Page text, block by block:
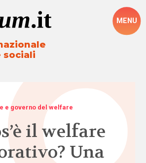
sociali
MENU
e governo del welfare
il welfare
Una